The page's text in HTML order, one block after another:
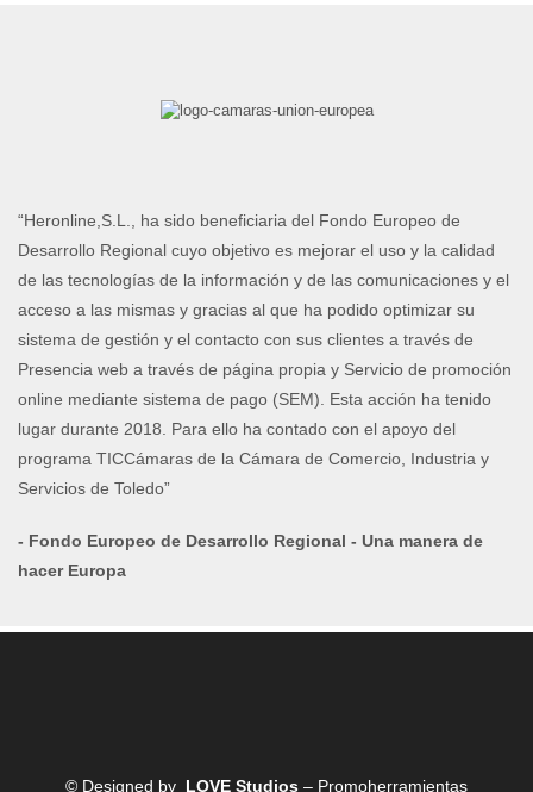
“Heronline,S.L., ha sido beneficiaria del Fondo Europeo de
Desarrollo Regional cuyo objetivo es mejorar el uso y la calidad
de las tecnologías de la información y de las comunicaciones y el
acceso a las mismas y gracias al que ha podido optimizar su
sistema de gestión y el contacto con sus clientes a través de
Presencia web a través de página propia y Servicio de promoción
online mediante sistema de pago (SEM). Esta acción ha tenido
lugar durante 2018. Para ello ha contado con el apoyo del
programa TICCámaras de la Cámara de Comercio, Industria y
Servicios de Toledo”
- Fondo Europeo de Desarrollo Regional - Una manera de
hacer Europa
© Designed by LOVE Studios – Promoherramientas